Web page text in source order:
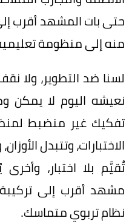
حتى بات المشهد أقرب
منه إلى منظومة
لسنا ضد التطوير، ولا
نعيشه اليوم لا يمكن
تفكيك غير منضبط
الاختبارات، وتتبدل
تُقيَّم بلا اختبار،
مشهد أقرب إلى
نظام تربوي متماسك.